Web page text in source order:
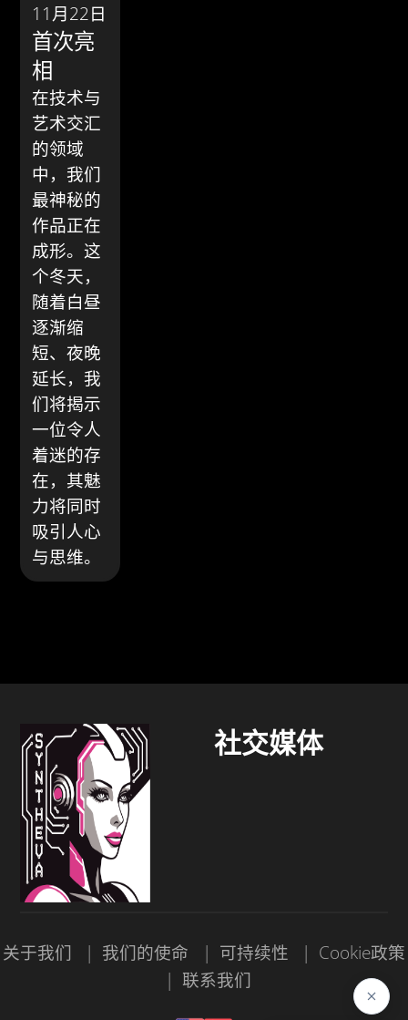
11月22日
首次亮
相
在技术与
艺术交汇
的领域
中，我们
最神秘的
作品正在
成形。这
个冬天，
随着白昼
逐渐缩
短、夜晚
延长，我
们将揭示
一位令人
着迷的存
在，其魅
力将同时
吸引人心
与思维。
社交媒体
关于我们 我们的使命 可持续性
Cookie政策
联系我们